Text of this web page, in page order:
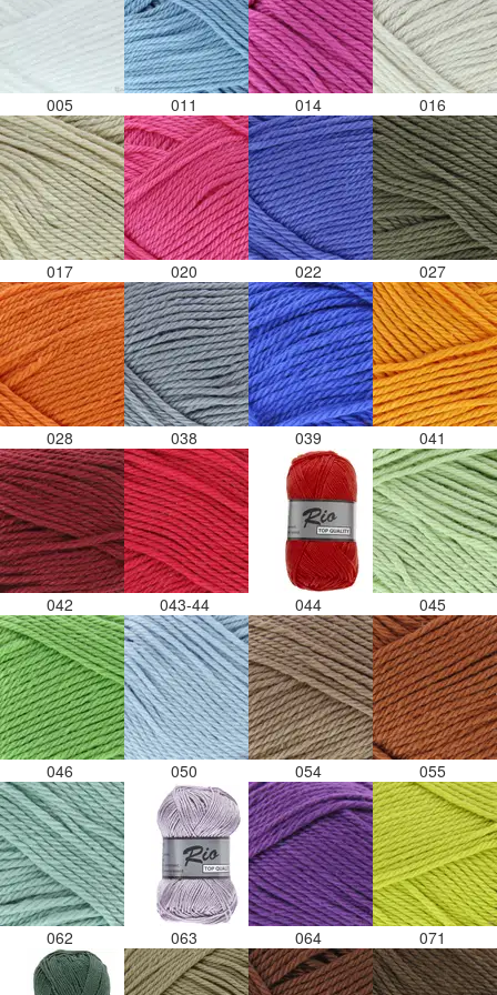
005 011 014 016
017 020 022 027
028 038 039 041
042 043-44 044 045
046 050 054 055
062 063 064 071